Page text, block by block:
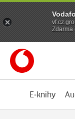
E-knihy
Zdarma